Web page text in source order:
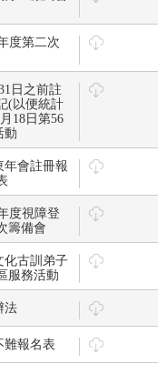
度第二次
日之前註
(以便統計
18日第56
動
年會註冊報
度視障登
籌備會
化古訓弟子
服務活動
法
難報名表